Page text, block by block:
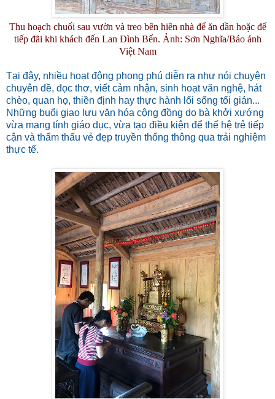
Thu hoạch chuối sau vườn và treo bên hiên nhà để ăn dần hoặc để
tiếp đãi khi khách đến Lan Đình Bến. Ảnh: Sơn Nghĩa/Báo ảnh
Việt Nam
Tại đây, nhiều hoạt động phong phú diễn ra như nói chuyện
chuyên đề, đọc thơ, viết cảm nhận, sinh hoạt văn nghệ, hát
chèo, quan họ, thiền định hay thực hành lối sống tối giản...
Những buổi giao lưu văn hóa cộng đồng do bà khởi xướng
vừa mang tính giáo dục, vừa tạo điều kiện để thế hệ trẻ tiếp
cận và thẩm thấu vẻ đẹp truyền thống thông qua trải nghiệm
thực tế.